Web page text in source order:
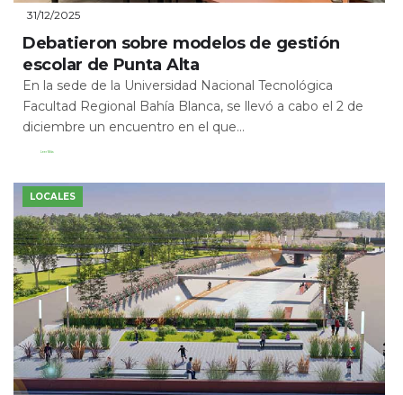
31/12/2025
Debatieron sobre modelos de gestión
escolar de Punta Alta
En la sede de la Universidad Nacional Tecnológica
Facultad Regional Bahía Blanca, se llevó a cabo el 2 de
diciembre un encuentro en el que...
Leer Más
LOCALES